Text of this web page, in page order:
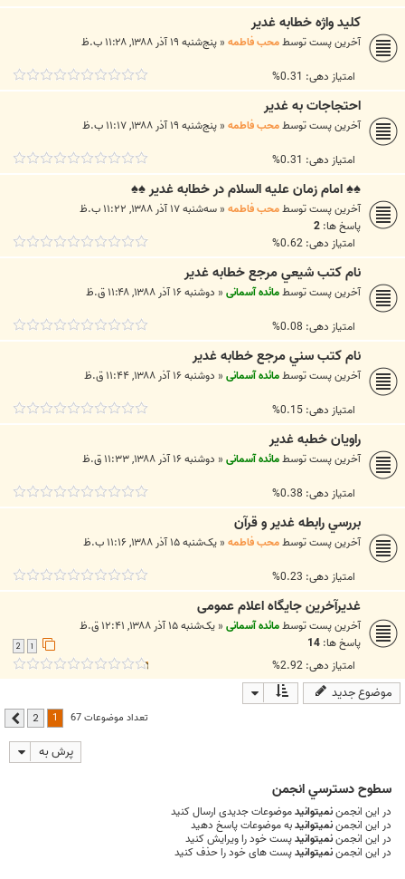
كليد واژه خطابه غدير
آخرین پست توسطمحب فاطمه« پنج‌شنبه ۱۹ آذر ۱۳۸۸, ۱۱:۲۸ ب.ظ
امتیاز دهی: 0.31%
احتجاجات به غدير
آخرین پست توسطمحب فاطمه« پنج‌شنبه ۱۹ آذر ۱۳۸۸, ۱۱:۱۷ ب.ظ
امتیاز دهی: 0.31%
♠♠ امام زمان عليه السلام در خطابه غدير ♠♠
آخرین پست توسطمحب فاطمه« سه‌شنبه ۱۷ آذر ۱۳۸۸, ۱۱:۲۲ ب.ظ
پاسخ ها: 2
امتیاز دهی: 0.62%
نام کتب شيعي مرجع خطابه غدير
آخرین پست توسطمائده آسمانی« دوشنبه ۱۶ آذر ۱۳۸۸, ۱۱:۴۸ ق.ظ
امتیاز دهی: 0.08%
نام کتب سني مرجع خطابه غدير
آخرین پست توسطمائده آسمانی« دوشنبه ۱۶ آذر ۱۳۸۸, ۱۱:۴۴ ق.ظ
امتیاز دهی: 0.15%
راويان خطبه غدير
آخرین پست توسطمائده آسمانی« دوشنبه ۱۶ آذر ۱۳۸۸, ۱۱:۳۳ ق.ظ
امتیاز دهی: 0.38%
بررسي رابطه غدير و قرآن
آخرین پست توسطمحب فاطمه« یک‌شنبه ۱۵ آذر ۱۳۸۸, ۱۱:۱۶ ب.ظ
امتیاز دهی: 0.23%
غديرآخرين جايگاه اعلام عمومى
آخرین پست توسطمائده آسمانی« یک‌شنبه ۱۵ آذر ۱۳۸۸, ۱۲:۴۱ ق.ظ
پاسخ ها: 14
امتیاز دهی: 2.92%
موضوع جدید
تعداد موضوعات 67 2 بعدی
پرش به
سطوح دسترسي انجمن
در این انجمننمیتوانیدموضوعات جدیدی ارسال کنید
در این انجمننمیتوانیدبه موضوعات پاسخ دهید
در این انجمننمیتوانیدپست خود را ویرایش کنید
در این انجمننمیتوانیدپست های خود را حذف کنید